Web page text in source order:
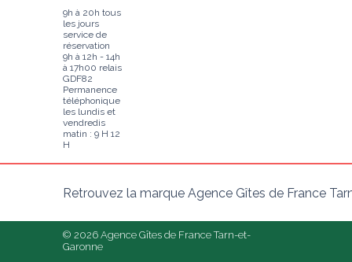
9h à 20h tous
les jours
service de
réservation
9h à 12h - 14h
à 17h00 relais
GDF82
Permanence
téléphonique
les lundis et
vendredis
matin : 9 H 12
H
Retrouvez la marque Agence Gîtes de France
© 2026 Agence Gîtes de France Tarn-et-
Garonne